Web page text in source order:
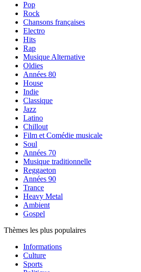
Pop
Rock
Chansons françaises
Electro
Hits
Rap
Musique Alternative
Oldies
Années 80
House
Indie
Classique
Jazz
Latino
Chillout
Film et Comédie musicale
Soul
Années 70
Musique traditionnelle
Reggaeton
Années 90
Trance
Heavy Metal
Ambient
Gospel
Thèmes les plus populaires
Informations
Culture
Sports